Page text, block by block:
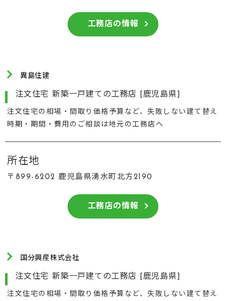
工務店の情報
異島住建
注文住宅 新築一戸建ての工務店 [鹿児島県]
注文住宅の相場・間取り価格予算など、失敗しない建て替え
時期・期間・費用のご相談は地元の工務店へ
所在地
〒899-6202 鹿児島県湧水町北方2190
工務店の情報
国分興産株式会社
注文住宅 新築一戸建ての工務店 [鹿児島県]
注文住宅の相場・間取り価格予算など、失敗しない建て替え